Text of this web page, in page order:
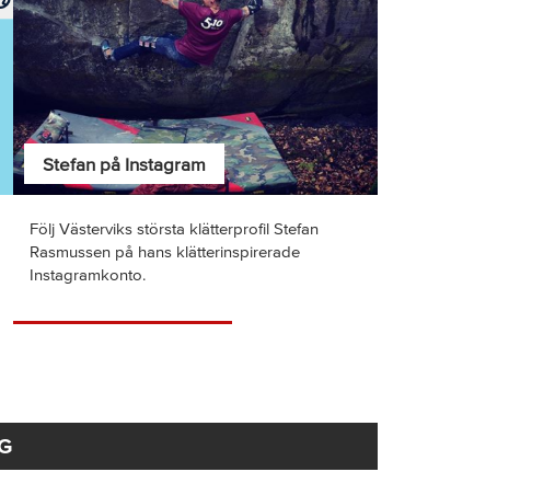
Stefan på Instagram
Följ Västerviks största klätterprofil Stefan
Rasmussen på hans klätterinspirerade
Instagramkonto.